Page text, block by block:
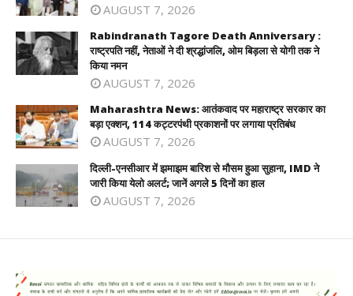
AUGUST 7, 2026
Rabindranath Tagore Death Anniversary :
राष्ट्रपति नहीं, नेताओं ने दी श्रद्धांजलि, ओम बिड़ला से योगी तक ने
किया नमन
AUGUST 7, 2026
Maharashtra News: आतंकवाद पर महाराष्ट्र सरकार का
बड़ा एक्शन, 114 कट्टरपंथी प्रकाशनों पर लगाया प्रतिबंध
AUGUST 7, 2026
दिल्ली-एनसीआर में झमाझम बारिश से मौसम हुआ सुहाना, IMD ने
जारी किया येलो अलर्ट; जानें अगले 5 दिनों का हाल
AUGUST 7, 2026